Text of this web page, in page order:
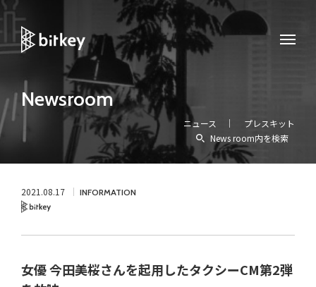
Newsroom
ニュース
プレスキット
News room内を検索
2021.08.17 INFORMATION
女優 今田美桜さんを起用したタクシーCM第2弾